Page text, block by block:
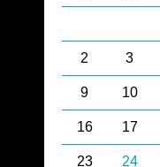
2 3
9 10
16 17
23 24